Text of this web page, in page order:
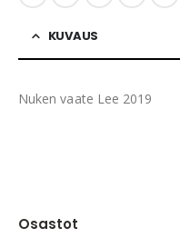
KUVAUS
Nuken vaate Lee 2019
Osastot